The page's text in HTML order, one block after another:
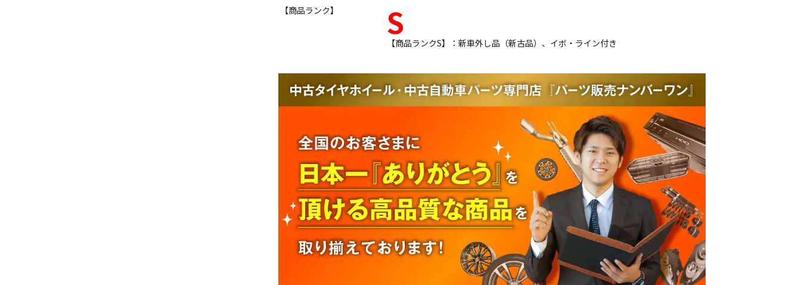
【商品ランク】
S
【商品ランクS】：新車外し品（新古品）、イボ・ライン付き